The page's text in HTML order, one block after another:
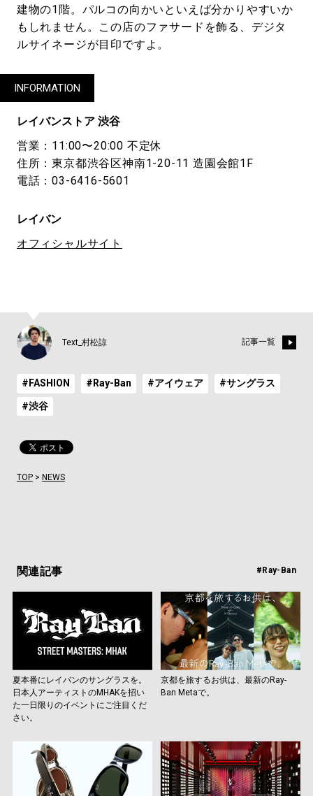
建物の1階。パルコの向かいといえば分かりやすいか
もしれません。この店のファサードを飾る、デジタ
ルサイネージが目印ですよ。
INFORMATION
レイバンストア 渋谷
営業：11:00〜20:00 不定休
住所：東京都渋谷区神南1-20-11 造園会館1F
電話：03-6416-5601
レイバン
オフィシャルサイト
Text_村松諒 記事一覧
#FASHION #Ray-Ban #アイウェア #サングラス
#渋谷
TOP> NEWS
関連記事 #Ray-Ban
夏本番にレイバンのサングラスを。
日本人アーティストのMHAKを招い
た一日限りのイベントにご注目くだ
さい。
京都を旅するお供は、最新のRay-
Ban Metaで。